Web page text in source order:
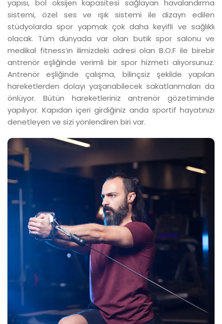
yapısı, bol oksijen kapasitesi sağlayan havalandırma
sistemi, özel ses ve ışık sistemi ile dizayn edilen
stüdyolarda spor yapmak çok daha keyifli ve sağlıklı
olacak. Tüm dünyada var olan butik spor salonu ve
medikal fitness’ın ilimizdeki adresi olan B.O.F ile birebir
antrenör eşliğinde verimli bir spor hizmeti alıyorsunuz.
Antrenör eşliğinde çalışma, bilinçsiz şekilde yapılan
hareketlerden dolayı yaşanabilecek sakatlanmaları da
önlüyor. Bütün hareketleriniz antrenör gözetiminde
yapılıyor. Kapıdan içeri girdiğiniz anda sportif hayatınızı
denetleyen ve sizi yönlendiren biri var.